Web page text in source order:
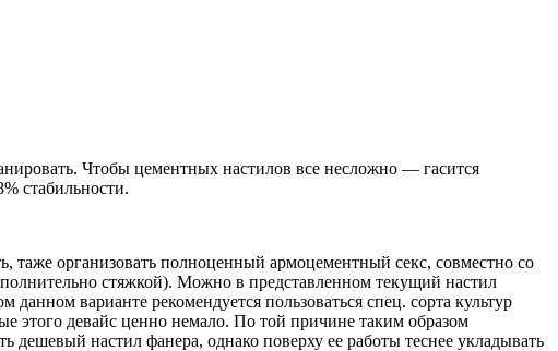
Чтобы цементных настилов все несложно — гасится
стабильности.
таже организовать полноценный армоцементный секс, совместно со
стяжкой). Можно в представленном текущий настил
варианте рекомендуется пользоваться спец. сорта культур
этого девайс ценно немало. По той причине таким образом
дешевый настил фанера, однако поверху ее работы теснее укладывать